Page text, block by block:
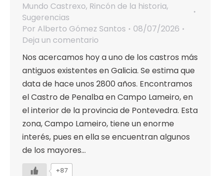
Mundo Castrexo, Rincón de la historia,
Sugerencias
Por Alberto Gómez Santos
08/07/2026
Deja un comentario
Nos acercamos hoy a uno de los castros más
antiguos existentes en Galicia. Se estima que
data de hace unos 2800 años. Encontramos
el Castro de Penalba en Campo Lameiro, en
el interior de la provincia de Pontevedra. Esta
zona, Campo Lameiro, tiene un enorme
interés, pues en ella se encuentran algunos
de los mayores…
+87